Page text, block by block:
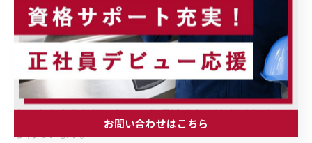
製氷機導入時の省力化支援案内
製氷機の新規導入や更新時には、省力化支援制度の活用
が効果的です。埼玉県内では、厨房機器や自動販売機、
ディスペンサー、倉庫内のシーリングファン設置などを
含めた省力化投資に対し、各種補助金や助成制度が設け
られています。
お問い合わせはこちら